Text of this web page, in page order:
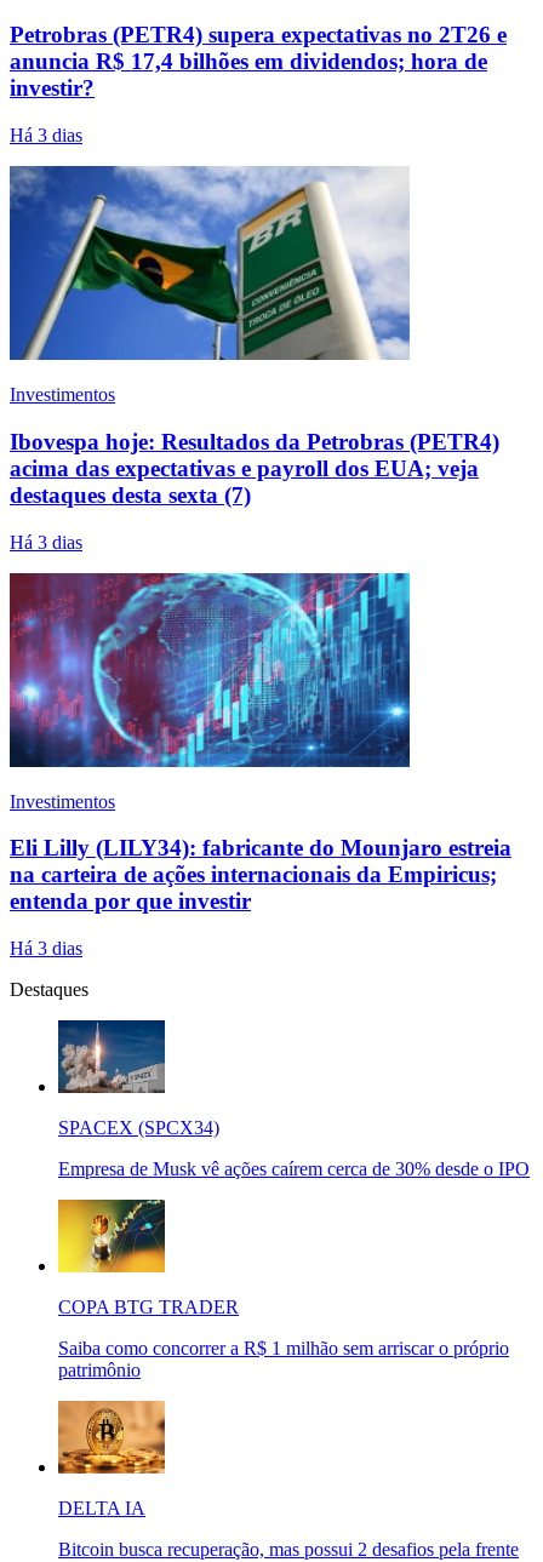
Petrobras (PETR4) supera expectativas no 2T26 e
anuncia R$ 17,4 bilhões em dividendos; hora de
investir?
Há 3 dias
Investimentos
Ibovespa hoje: Resultados da Petrobras (PETR4)
acima das expectativas e payroll dos EUA; veja
destaques desta sexta (7)
Há 3 dias
Investimentos
Eli Lilly (LILY34): fabricante do Mounjaro estreia
na carteira de ações internacionais da Empiricus;
entenda por que investir
Há 3 dias
Destaques
SPACEX (SPCX34)
Empresa de Musk vê ações caírem cerca de 30% desde o IPO
COPA BTG TRADER
Saiba como concorrer a R$ 1 milhão sem arriscar o próprio
patrimônio
DELTA IA
Bitcoin busca recuperação, mas possui 2 desafios pela frente